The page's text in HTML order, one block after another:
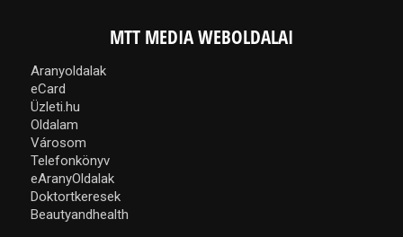
MTT MEDIA WEBOLDALAI
Aranyoldalak
eCard
Üzleti.hu
Oldalam
Városom
Telefonkönyv
eAranyOldalak
Doktortkeresek
Beautyandhealth